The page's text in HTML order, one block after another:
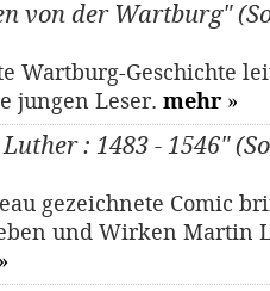
von der Wartburg"
Wartburg-Geschichte
jungen Leser. mehr »
: 1483 - 1546"
gezeichnete Comic
und Wirken Martin
»